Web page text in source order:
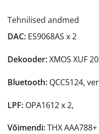
Tehnilised andmed
DAC: ES9068AS x 2
Dekooder:XMOS XUF
Bluetooth: QCC5124,
LPF: OPA1612 x 2,
Võimendi:THX